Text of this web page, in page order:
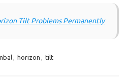
Tilt Problems Permanently
, horizon , tilt